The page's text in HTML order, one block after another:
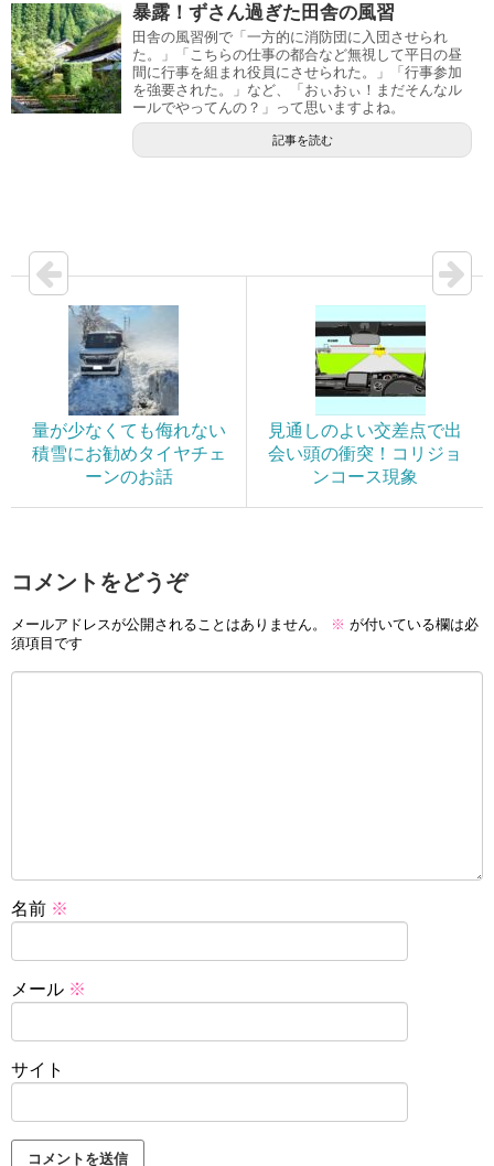
暴露！ずさん過ぎた田舎の風習
田舎の風習例で「一方的に消防団に入団させられ
た。」「こちらの仕事の都合など無視して平日の昼
間に行事を組まれ役員にさせられた。」「行事参加
を強要された。」など、「おぃおぃ！まだそんなル
ールでやってんの？」って思いますよね。
記事を読む
量が少なくても侮れない
積雪にお勧めタイヤチェ
ーンのお話
見通しのよい交差点で出
会い頭の衝突！コリジョ
ンコース現象
コメントをどうぞ
メールアドレスが公開されることはありません。 ※ が付いている欄は必
須項目です
名前 ※
メール ※
サイト